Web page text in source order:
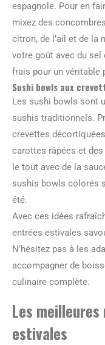
espagnole. Pour en
mixez des
citron, de l’ail et de la
votre goût avec du sel
frais pour un véritable
Sushi bowls aux
Les sushi bowls sont
sushis traditionnels.
crevettes
carottes râpées et
le tout avec de la
sushis bowls colorés
été.
Avec ces idées
entrées estivales
N’hésitez pas à les
accompagner de
culinaire complète.
Les
estivales